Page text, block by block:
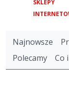
SKLEPY
Najnowsze
Polecamy
Co